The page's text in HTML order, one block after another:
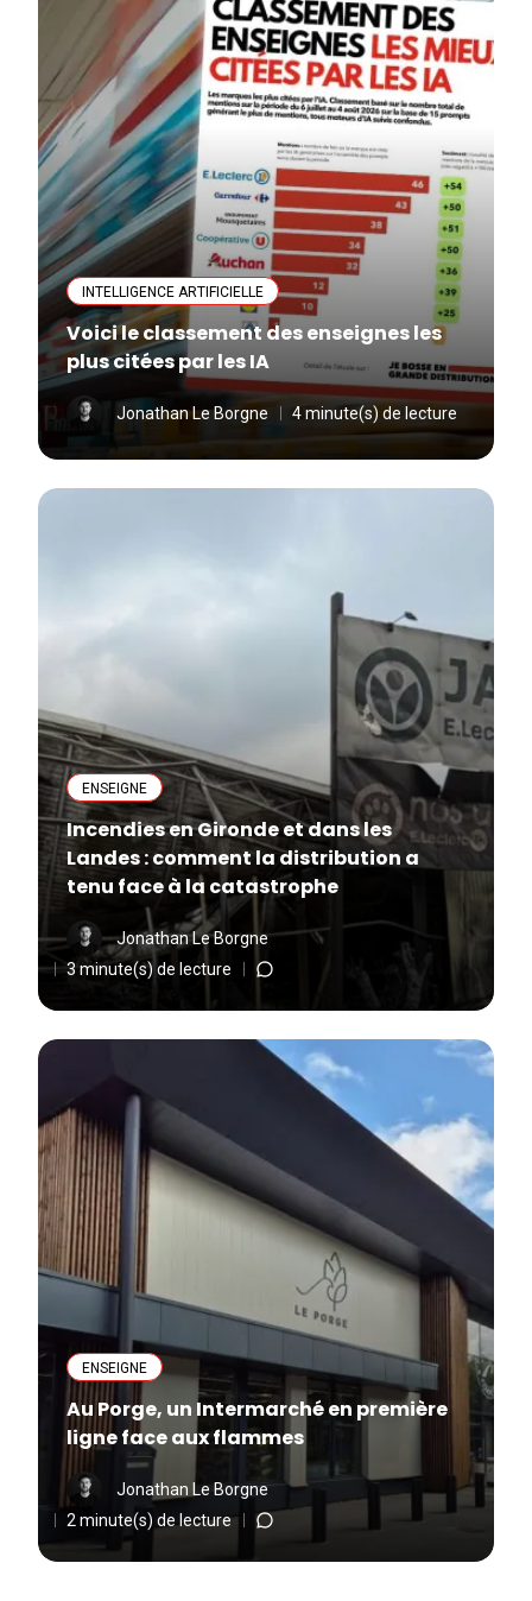
INTELLIGENCE ARTIFICIELLE
Voici le classement des enseignes les
plus citées par les IA
Jonathan Le Borgne 4 minute(s) de lecture
ENSEIGNE
Incendies en Gironde et dans les
Landes : comment la distribution a
tenu face à la catastrophe
Jonathan Le Borgne
3 minute(s) de lecture
ENSEIGNE
Au Porge, un Intermarché en première
ligne face aux flammes
Jonathan Le Borgne
2 minute(s) de lecture